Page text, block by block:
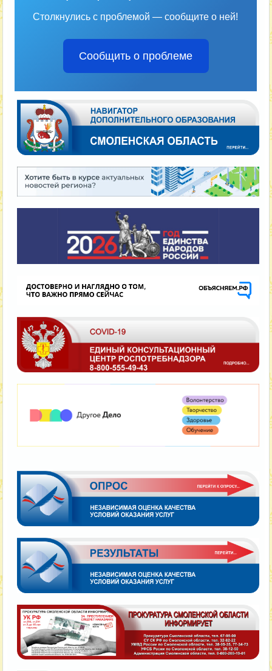
Столкнулись с проблемой — сообщите о ней!
Сообщить о проблеме